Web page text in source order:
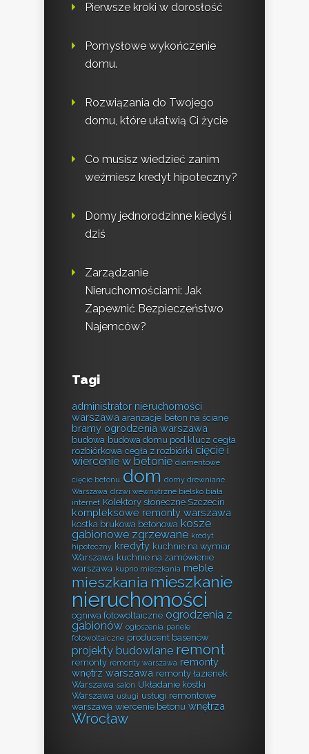
Pierwsze kroki w dorosłość
Pomysłowe wykończenie
domu.
Rozwiązania do Twojego
domu, które ułatwią Ci życie
Co musisz wiedzieć zanim
weźmiesz kredyt hipoteczny?
Domy jednorodzinne kiedyś i
dziś
Zarządzanie
Nieruchomościami: Jak
Zapewnić Bezpieczeństwo
Najemców?
Tagi
administrator nieruchomości
warszawa aranżacje beton na ścianę
bramy ogrodzenia warszawa
budowa budowa domu pod klucz cegła
rozbiórkowa cegła z rozbiórki cięcie i
wiercenie w betonie diamentowe
cięcie betonu dom domy drewniane
Warszawa drzwi wewnętrzne bielsko biała
internet Kolektory słoneczne Szczecin
kompleksowe remonty warszawa
kostka brukowa betonowa kosze
gabionowe zgrzewane kredyt
hipoteczny kredyty kuchnie na wymiar
Warszawa kuchnie na zamówienie
warszawa kupno mieszkania meble
mieszkania mieszkanie
nieruchomości
ogniwa fotowoltaiczne ogrodzenia z
gabionów ogłoszenia panele
fotowoltaiczne producent basenów
projekty budowlane remont
remonty remonty warszawa remonty
wnętrz warszawa remonty łazienek
Warszawa salon Układanie kostki
Warszawa usługi usługi remontowe
warszawa wiercenie betonu wnętrza
Wrocław